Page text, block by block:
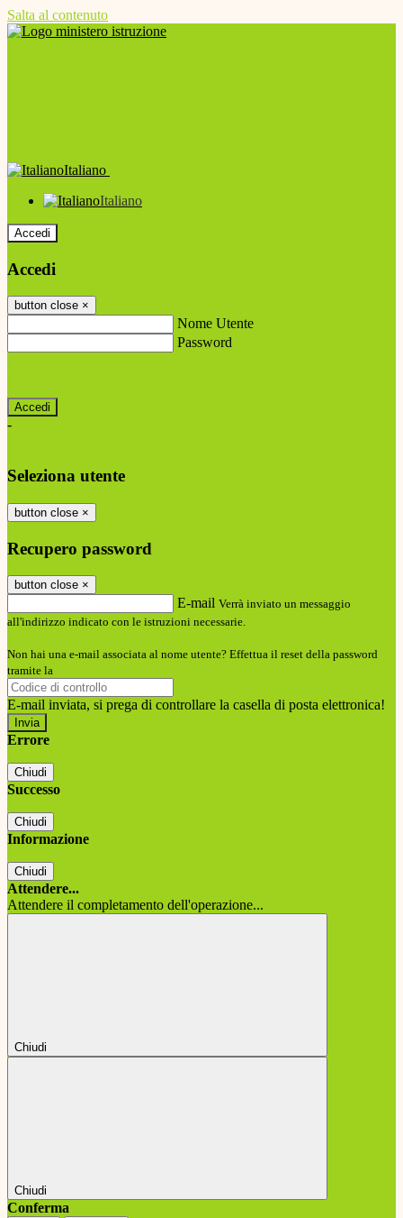
Salta al contenuto
Italiano
Italiano
Accedi
Accedi
button close ×
Nome Utente
Password
-
Seleziona utente
button close ×
Recupero password
button close ×
E-mail Verrà inviato un messaggio
all'indirizzo indicato con le istruzioni necessarie.
Non hai una e-mail associata al nome utente? Effettua il reset della password
tramite la
E-mail inviata, si prega di controllare la casella di posta elettronica!
Errore
Chiudi
Successo
Chiudi
Informazione
Chiudi
Attendere...
Attendere il completamento dell'operazione...
Chiudi
Chiudi
Conferma